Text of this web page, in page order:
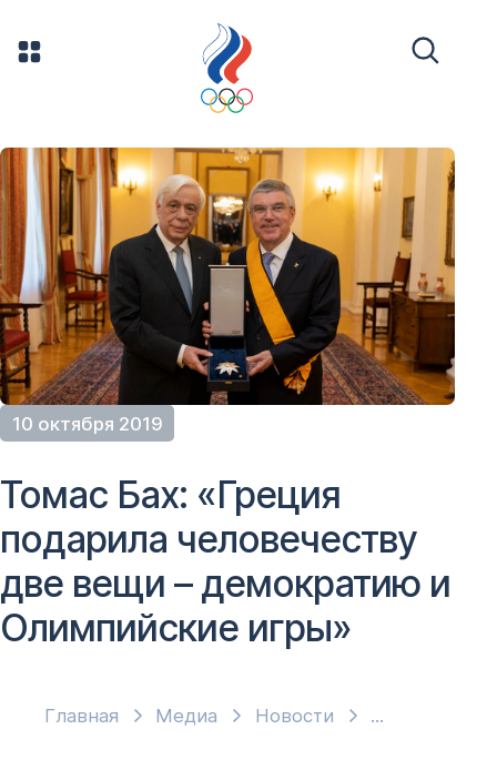
10 октября 2019
Главная Медиа Новости
Томас Бах: «Греция
подарила человечеству
две вещи – демократию и
Олимпийские игры»